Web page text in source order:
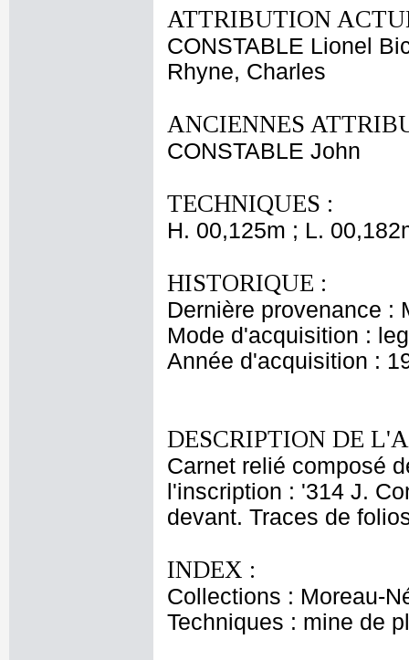
ATTRIBUTION
CONSTABLE Lionel
Rhyne, Charles
ANCIENNES
CONSTABLE John
TECHNIQUES :
H. 00,125m ; L.
HISTORIQUE :
Dernière provenance :
Mode d'acquisition :
Année d'acquisition :
DESCRIPTION DE
Carnet relié composé
l'inscription : '314 J.
devant. Traces de
INDEX :
Collections : Moreau-
Techniques : mine de